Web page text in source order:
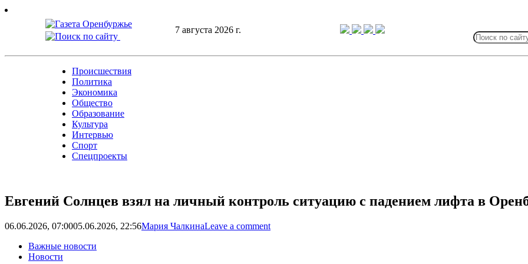
Skip
7 августа 2026 г.
for:
Происшествия
Политика
Экономика
Общество
Образование
Культура
Интервью
Спорт
Спецпроекты
Евгений Солнцев взял на личный контроль ситуацию с падением лифта в
06.06.2026, 07:0005.06.2026, 22:56Мария ЧалкинаLeave a comment
Важные новости
Новости